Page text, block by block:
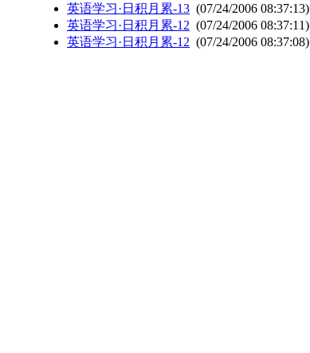
英语学习·日积月累-13 (07/24/2006 08:37:13)
英语学习·日积月累-12 (07/24/2006 08:37:11)
英语学习·日积月累-12 (07/24/2006 08:37:08)